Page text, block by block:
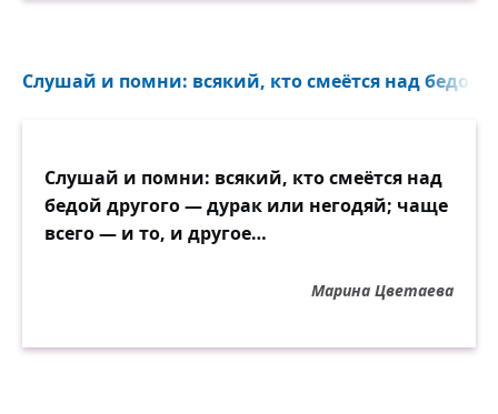
Слушай и помни: всякий, кто смеётся над бедой
Слушай и помни: всякий, кто смеётся над
бедой другого — дурак или негодяй; чаще
всего — и то, и другое…
Марина Цветаева